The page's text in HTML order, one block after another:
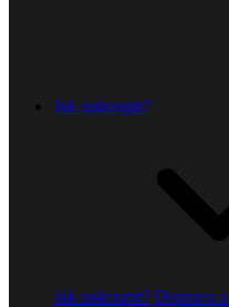
Jak nakoupit?
Jak nakoupit? Doprava